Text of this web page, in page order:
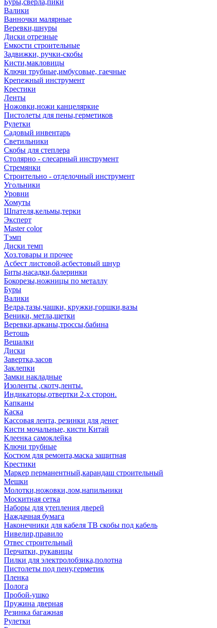
Буры,сверла,пики
Валики
Ванночки малярные
Веревки,шнуры
Диски отрезные
Емкости строительные
Задвижки, ручки-скобы
Кисти,макловицы
Ключи трубные,имбусовые, гаечные
Крепежный инструмент
Крестики
Ленты
Ножовки,ножи канцеляркие
Пистолеты для пены,герметиков
Рулетки
Садовый инвентарь
Светильники
Скобы для степлера
Столярно - слесарный инструмент
Стремянки
Строительно - отделочный инструмент
Угольники
Уровни
Хомуты
Шпателя,кельмы,терки
Эксперт
Master color
Тэмп
Диски темп
Хоз.товары и прочее
Асбест листовой,асбестовый шнур
Биты,насадки,балеринки
Бокорезы,ножницы по металлу
Буры
Валики
Ведра,тазы,чашки, кружки,горшки,вазы
Веники, метла,щетки
Веревки,арканы,троссы,бабина
Ветошь
Вешалки
Диски
Завертка,засов
Заклепки
Замки накладные
Изоленты ,скотч,ленты.
Индикаторы,отвертки 2-х сторон.
Капканы
Каска
Кассовая лента, резинки для денег
Кисти мочальные, кисти Китай
Клеенка самоклейка
Ключи трубные
Костюм для ремонта,маска защитная
Крестики
Маркер перманентный,карандаш строительный
Мешки
Молотки,ножовки,лом,напильники
Москитная сетка
Наборы для утепления дверей
Наждачная бумага
Наконечники для кабеля ТВ скобы под кабель
Нивелир,правило
Отвес строительный
Перчатки, рукавицы
Пилки для электролобзика,полотна
Пистолеты под пену,герметик
Пленка
Полога
Пробой-ушко
Пружина дверная
Резинка багажная
Рулетки